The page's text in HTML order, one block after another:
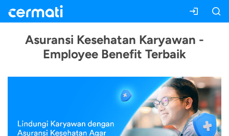
Asuransi Kesehatan Karyawan -
Employee Benefit Terbaik